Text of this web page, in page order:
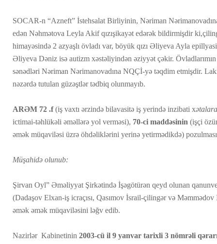
SOCAR-n “Azneft” İstehsalat Birliyinin, Nəriman
edən Nəhmətova Leyla Akif qızışikayət edərək bildirmişdir
himayəsində 2 azyaşlı övladı var, böyük qızı Əliyeva Ayla
Əliyeva Dəniz isə autizm xəstəliyindən əziyyət çəkir.
sənədləri Nəriman Nərimanovadına NQÇİ-yə təqdim etmişdir.
nəzərdə tutulan güzəştlər tədbiq olunmayıb.
ARƏM 72 .f(iş vaxtı ərzində bilavasitə iş yerində inzibati x
ictimai-təhlükəli əməllərə yol verməsi), 70-ci maddəsinin (işçi
əmək müqaviləsi üzrə öhdəliklərini yerinə yetirmədikdə) pozulması
Müşahidə olunub:
Şirvan Oyl” Əməliyyat Şirkətində İşəgötürən qeyd olunan
(Dadaşov Elxan-iş icraçısı, Qasımov İsrail-çilingər və Məmmədov
əmək əmək müqaviləsini ləğv edib.
Nazirlər Kabinetinin 2003-cü il 9 yanvar tarixli 3 nömrəli